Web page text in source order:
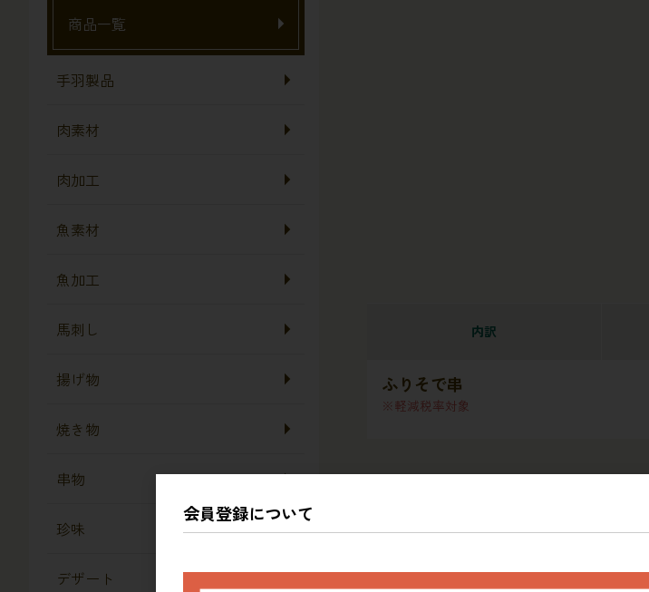
内訳
ふりそで串
軽減税率対象
レビュー
商品一覧
手羽製品
肉素材
肉加工
魚素材
魚加工
馬刺し
揚げ物
焼き物
串物
珍味
デザート
会員登録について